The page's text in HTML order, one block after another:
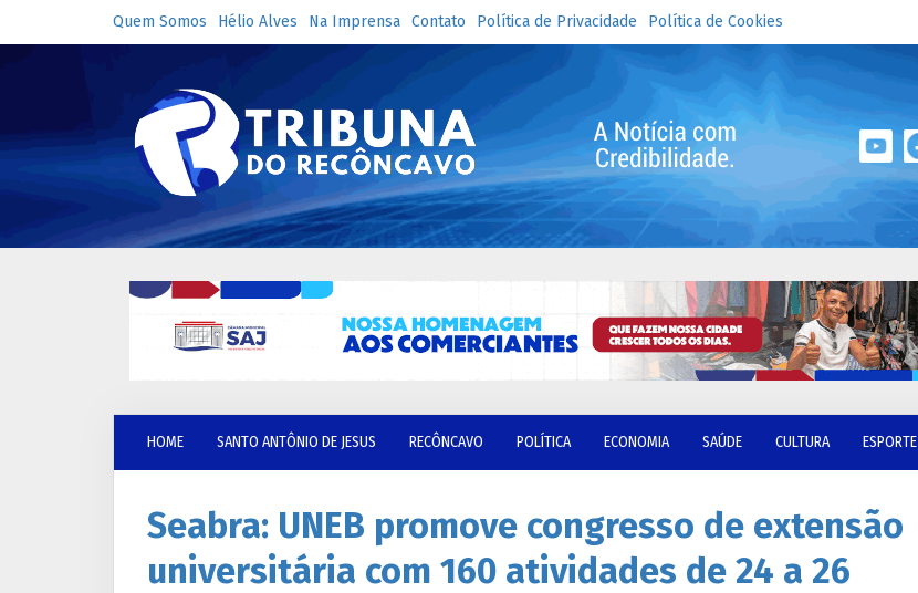
Quem Somos Hélio Alves Na Imprensa Contato Política de Privacidade Política de Cookies
HOME SANTO ANTÔNIO DE JESUS RECÔNCAVO POLÍTICA ECONOMIA SAÚDE CULTURA ESPORTE
Seabra: UNEB promove congresso de extensão
universitária com 160 atividades de 24 a 26